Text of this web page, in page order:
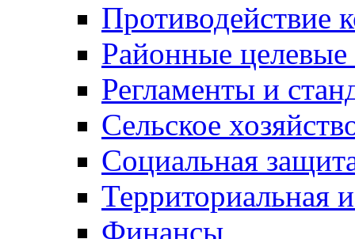
Противодействие
Районные
Регламенты и
Сельское
Социальная
Территориальная
Финансы